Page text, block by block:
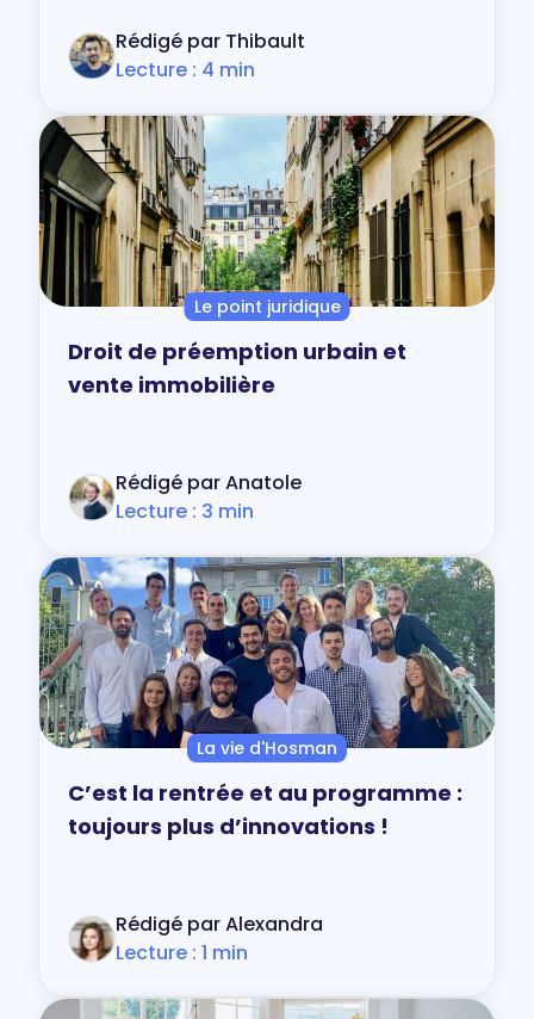
Rédigé par Thibault
Lecture : 4 min
Le point juridique
Droit de préemption urbain et
vente immobilière
Rédigé par Anatole
Lecture : 3 min
La vie d'Hosman
C’est la rentrée et au programme :
toujours plus d’innovations !
Rédigé par Alexandra
Lecture : 1 min